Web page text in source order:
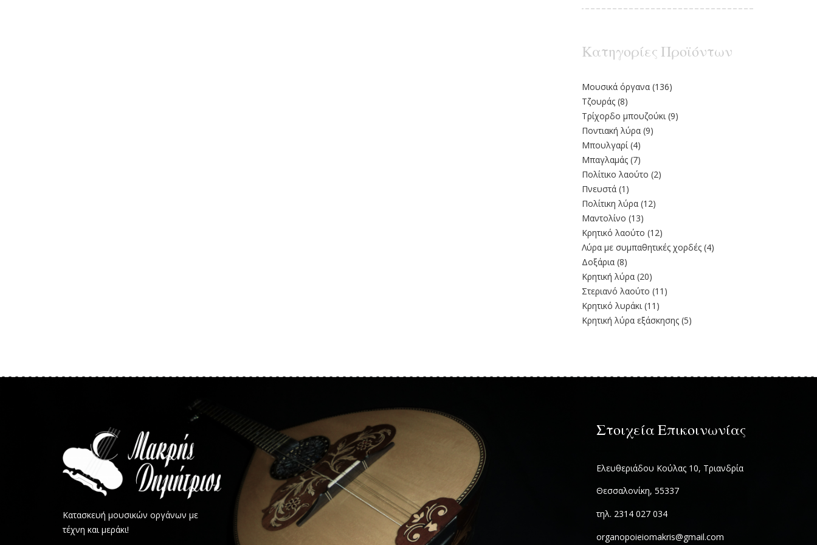
Κατηγορίες Προϊόντων
Moυσικά όργανα (136)
Τζουράς (8)
Τρίχορδο μπουζούκι (9)
Ποντιακή λύρα (9)
Μπουλγαρί (4)
Μπαγλαμάς (7)
Πολίτικο λαούτο (2)
Πνευστά (1)
Πολίτικη λύρα (12)
Μαντολίνο (13)
Κρητικό λαούτο (12)
Λύρα με συμπαθητικές χορδές (4)
Δοξάρια (8)
Κρητική λύρα (20)
Στεριανό λαούτο (11)
Kρητικό λυράκι (11)
Κρητική λύρα εξάσκησης (5)
Κατασκευή μουσικών οργάνων με
τέχνη και μεράκι!
Στοιχεία Επικοινωνίας
Ελευθεριάδου Κούλας 10, Τριανδρία
Θεσσαλονίκη, 55337
τηλ. 2314 027 034
organopoieiomakris@gmail.com